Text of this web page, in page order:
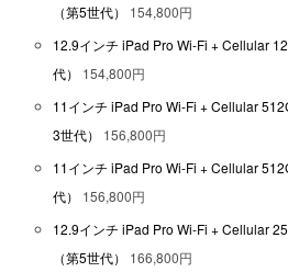
（第5世代）
154,800円
12.9インチ iPad Pro Wi-Fi + Cellular
代）
154,800円
11インチ iPad Pro Wi-Fi + Cellular
3世代）
156,800円
11インチ iPad Pro Wi-Fi + Cellular
代）
156,800円
12.9インチ iPad Pro Wi-Fi + Cellular
（第5世代）
166,800円